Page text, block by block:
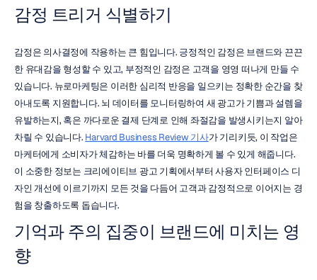
감정 트리거 식별하기
감정은 의사결정에 작용하는 큰 힘입니다. 긍정적인 감정은 브랜드와 끈끈
한 유대감을 형성할 수 있고, 부정적인 감정은 고객을 영영 떠나게 만들 수
있습니다. 뉴로마케팅은 이러한 심리적 반응을 일으키는 정확한 순간을 찾
아내도록 지원합니다. 뇌 데이터를 모니터링하여 새 광고가 기쁨과 설렘을
유발하는지, 혹은 까다로운 결제 단계로 인해 좌절감을 발생시키는지 알아
차릴 수 있습니다. Harvard Business Review 기사가 기리키듯, 이 작업은
마케터에게 소비자가 체감하는 바를 더욱 명확하게 볼 수 있게 해줍니다.
이 소중한 정보는 크리에이티브 광고 기획에서부터 사용자 인터페이스 디
자인 개선에 이르기까지 모든 것을 다듬어 고객과 감정적으로 이어지는 경
험을 창출하도록 돕습니다.
기억과 주의 집중이 브랜드에 미치는 영
향